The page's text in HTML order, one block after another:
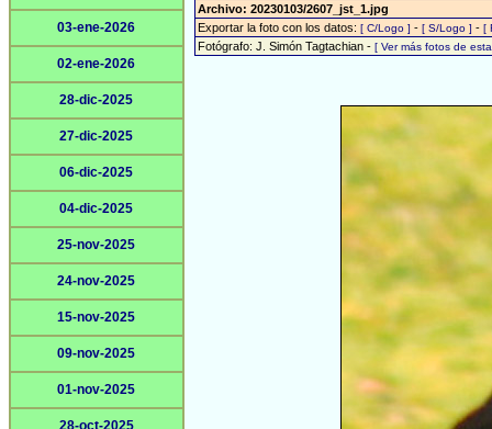
03-ene-2026
02-ene-2026
28-dic-2025
27-dic-2025
06-dic-2025
04-dic-2025
25-nov-2025
24-nov-2025
15-nov-2025
09-nov-2025
01-nov-2025
28-oct-2025
Archivo: 20230103/2607_jst_1.jpg
Exportar la foto con los datos: [ C/Logo ] - [ S/Logo ] - [
Fotógrafo: J. Simón Tagtachian - [ Ver más fotos de